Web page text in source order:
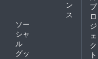
ン
ス
ソー
シャ
ル
グッ
プ
ロ
ジ
ェ
ク
ト